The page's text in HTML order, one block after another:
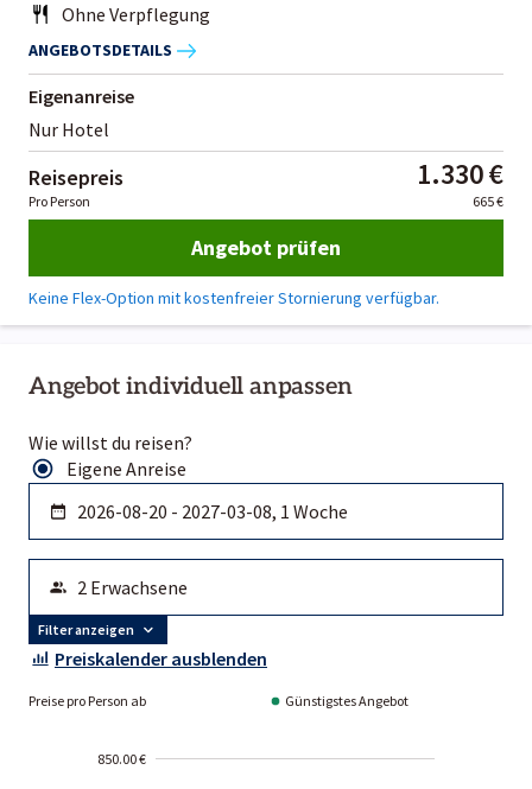
Angebot individuell anpassen
Wie willst du reisen?
Eigene Anreise
Filter anzeigen
Preiskalender ausblenden
Preise pro Person ab Günstigstes Angebot
850.00 €
Ohne Verpflegung
ANGEBOTSDETAILS
Eigenanreise
Nur Hotel
Reisepreis 1.330 €
Pro Person 665 €
Angebot prüfen
Keine Flex-Option mit kostenfreier Stornierung verfügbar.